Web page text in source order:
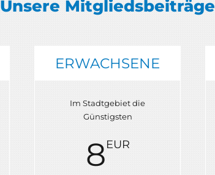
Unsere Mitgliedsbeiträge
ERWACHSENE
Im Stadtgebiet die
Günstigsten
EUR
8